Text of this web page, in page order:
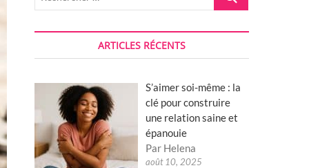
ARTICLES RÉCENTS
S’aimer soi-même : la
clé pour construire
une relation saine et
épanouie
Par Helena
août 10, 2025